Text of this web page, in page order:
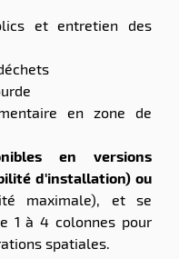
et entretien des
en zone de
en versions
d'installation) ou
maximale), et se
1 à 4 colonnes pour
spatiales.